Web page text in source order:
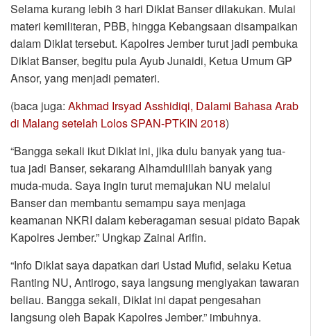
Selama kurang lebih 3 hari Diklat Banser dilakukan. Mulai
materi kemiliteran, PBB, hingga Kebangsaan disampaikan
dalam Diklat tersebut. Kapolres Jember turut jadi pembuka
Diklat Banser, begitu pula Ayub Junaidi, Ketua Umum GP
Ansor, yang menjadi pemateri.
(baca juga: Akhmad Irsyad Asshidiqi, Dalami Bahasa Arab
di Malang setelah Lolos SPAN-PTKIN 2018)
“Bangga sekali ikut Diklat ini, jika dulu banyak yang tua-
tua jadi Banser, sekarang Alhamdulillah banyak yang
muda-muda. Saya ingin turut memajukan NU melalui
Banser dan membantu semampu saya menjaga
keamanan NKRI dalam keberagaman sesuai pidato Bapak
Kapolres Jember.” Ungkap Zainal Arifin.
“Info Diklat saya dapatkan dari Ustad Mufid, selaku Ketua
Ranting NU, Antirogo, saya langsung mengiyakan tawaran
beliau. Bangga sekali, Diklat ini dapat pengesahan
langsung oleh Bapak Kapolres Jember.” imbuhnya.